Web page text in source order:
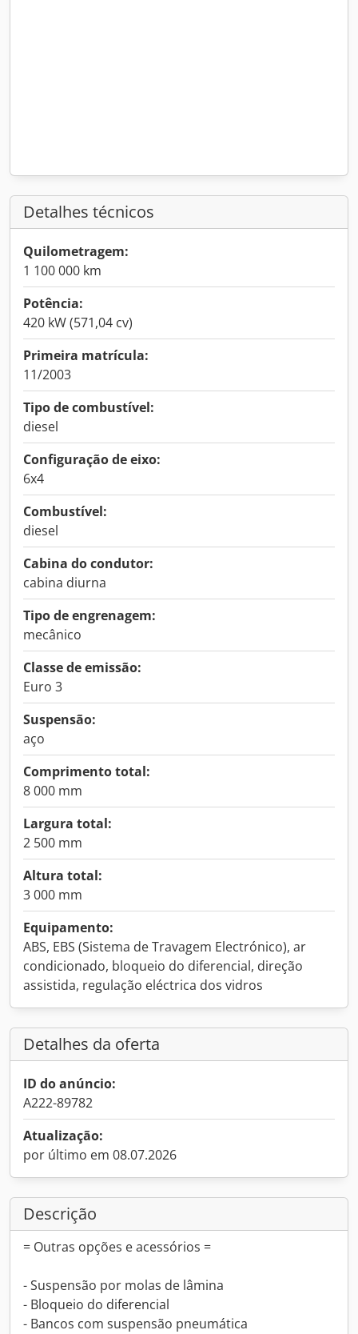
Detalhes técnicos
Quilometragem:
1 100 000 km
Potência:
420 kW (571,04 cv)
Primeira matrícula:
11/2003
Tipo de combustível:
diesel
Configuração de eixo:
6x4
Combustível:
diesel
Cabina do condutor:
cabina diurna
Tipo de engrenagem:
mecânico
Classe de emissão:
Euro 3
Suspensão:
aço
Comprimento total:
8 000 mm
Largura total:
2 500 mm
Altura total:
3 000 mm
Equipamento:
ABS, EBS (Sistema de Travagem Electrónico), ar
condicionado, bloqueio do diferencial, direção
assistida, regulação eléctrica dos vidros
Detalhes da oferta
ID do anúncio:
A222-89782
Atualização:
por último em 08.07.2026
Descrição
= Outras opções e acessórios =
- Suspensão por molas de lâmina
- Bloqueio do diferencial
- Bancos com suspensão pneumática